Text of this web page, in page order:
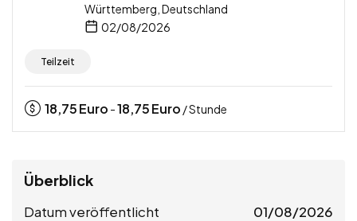
Württemberg, Deutschland
02/08/2026
Teilzeit
18,75Euro -18,75Euro / Stunde
Überblick
Datum veröffentlicht 01/08/2026